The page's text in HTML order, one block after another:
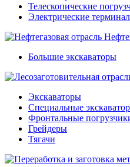
Телескопические
Электрические
Большие экскаваторы
Экскаваторы
Специальные
Фронтальные
Грейдеры
Тягачи